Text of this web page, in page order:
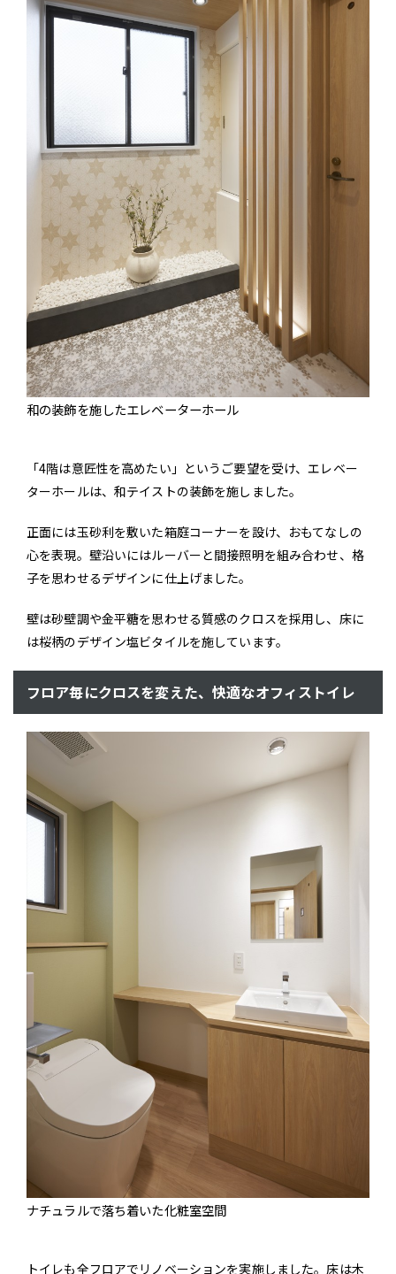
和の装飾を施したエレベーターホール
「4階は意匠性を高めたい」というご要望を受け、エレベー
ターホールは、和テイストの装飾を施しました。
正面には玉砂利を敷いた箱庭コーナーを設け、おもてなしの
心を表現。壁沿いにはルーバーと間接照明を組み合わせ、格
子を思わせるデザインに仕上げました。
壁は砂壁調や金平糖を思わせる質感のクロスを採用し、床に
は桜柄のデザイン塩ビタイルを施しています。
フロア毎にクロスを変えた、快適なオフィストイレ
ナチュラルで落ち着いた化粧室空間
トイレも全フロアでリノベーションを実施しました。床は木